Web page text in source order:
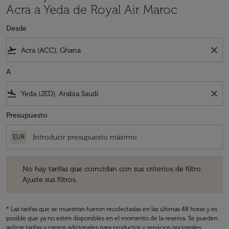
Acra a Yeda de Royal Air Maroc
Desde
flight_takeoff close
A
flight_land close
Presupuesto
EUR
No hay tarifas que coincidan con sus criterios de filtro.
Ajuste sus filtros.
* Las tarifas que se muestran fueron recolectadas en las últimas 48 horas y es
posible que ya no estén disponibles en el momento de la reserva. Se pueden
aplicar tarifas y cargos adicionales para productos y servicios opcionales.